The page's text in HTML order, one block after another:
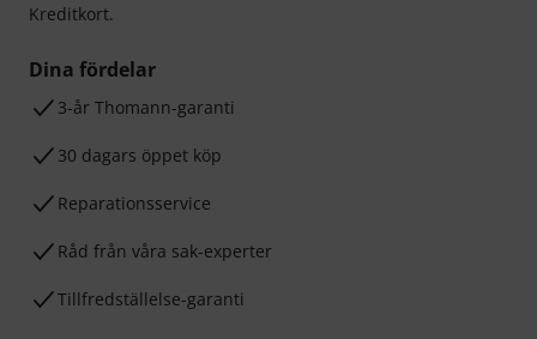
Kreditkort.
Dina fördelar
3-år Thomann-garanti
30 dagars öppet köp
Reparationsservice
Råd från våra sak-experter
Tillfredställelse-garanti